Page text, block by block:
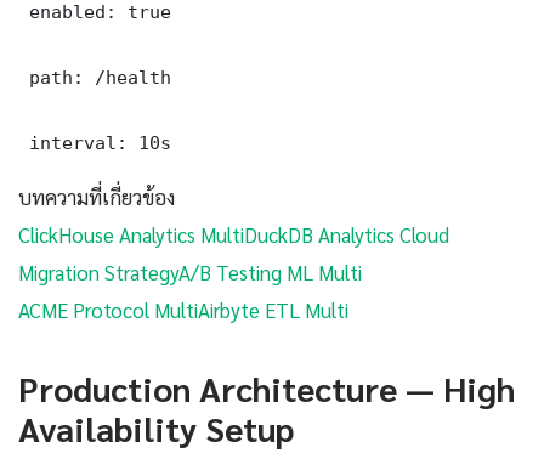
enabled: true
path: /health
interval: 10s
บทความที่เกี่ยวข้อง
ClickHouse Analytics MultiDuckDB Analytics Cloud
Migration StrategyA/B Testing ML Multi
ACME Protocol MultiAirbyte ETL Multi
Production Architecture — High
Availability Setup